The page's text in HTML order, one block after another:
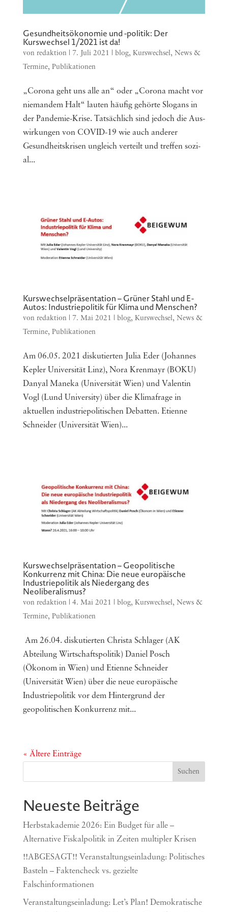
Gesundheitsökonomie und -politik: Der
Kurswechsel 1/2021 ist da!
von redaktion | 7. Juli 2021 | blog, Kurswechsel, News &
Termine, Publikationen
„Coro­na geht uns alle an“ oder „Coro­na macht vor
nie­man­dem Halt“ lau­ten häu­fig gehör­te Slo­gans in
der Pan­de­mie-Kri­se. Tat­säch­lich sind jedoch die Aus­
wir­kun­gen von COVID-19 wie auch ande­rer
Gesund­heits­kri­sen ungleich ver­teilt und tref­fen sozi­
al...
Kurswechselpräsentation – Grüner Stahl und E-
Autos: Industriepolitik für Klima und Menschen?
von redaktion | 7. Mai 2021 | blog, Kurswechsel, News &
Termine, Publikationen
Am 06.05. 2021 diskutierten Julia Eder (Johannes
Kepler Universität Linz), Nora Krenmayr (BOKU)
Danyal Maneka (Universität Wien) und Valentin
Vogl (Lund University) über die Klimafrage in
aktuellen industriepolitischen Debatten. Etienne
Schneider (Universität Wien)...
Kurswechselpräsentation – Geopolitische
Konkurrenz mit China: Die neue europäische
Industriepolitik als Niedergang des
Neoliberalismus?
von redaktion | 4. Mai 2021 | blog, Kurswechsel, News &
Termine, Publikationen
Am 26.04. diskutierten Christa Schlager (AK
Abteilung Wirtschaftspolitik) Daniel Posch
(Ökonom in Wien) und Etienne Schneider
(Universität Wien) über die neue europäische
Industriepolitik vor dem Hintergrund der
geopolitischen Konkurrenz mit...
« Ältere Einträge
Suchen
Neueste Beiträge
Herbstakademie 2026: Ein Budget für alle –
Alternative Fiskalpolitik in Zeiten multipler Krisen
!!ABGESAGT!! Veranstaltungseinladung: Politisches
Basteln – Faktencheck vs. gezielte
Falschinformationen
Veranstaltungseinladung: Let’s Plan! Demokratische